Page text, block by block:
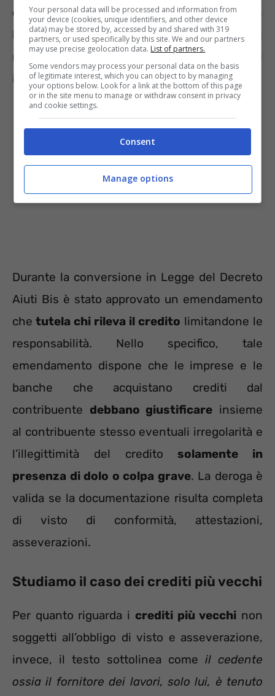
cambia la situazione per il contribuente
l’introduzione delle nuove normative. Il
riferimento è ai lavori di sostituzione degli
infissi e della caldaia.
Durante la conversione in Legge del Decreto
Aiuti Bis è stato approvato un emendamento
che tutela chi rileva il credito limitandone le
responsabilità. Nello specifico, tale
emendamento dispone che le imprese e le
banche che acquistano crediti dal
contribuente debbano giustificare insieme
al contribuente stesso eventuali irregolarità e
l’illegittimità del credito solamente in
presenza di dolo o colpa grave. La deroga è
valida se la documentazione risulta completa
di visto di conformità, attestazioni,
asseverazioni.
Studiamo il caso dei crediti più vecchi
Per quanto riguarda i crediti più vecchi non
soggetti all’obbligo di visto e asseverazione,
invece, il testo sottolinea come il cedente
ossia il fornitore dei lavori, solo lui, è tenuto
Your personal data will be processed and information from
your device (cookies, unique identifiers, and other device
data) may be stored by, accessed by and shared with 319
partners, or used specifically by this site. We and our partners
may use precise geolocation data. List of partners.
Some vendors may process your personal data on the basis
of legitimate interest, which you can object to by managing
your options below. Look for a link at the bottom of this page
or in the site menu to manage or withdraw consent in privacy
and cookie settings.
Consent
Manage options